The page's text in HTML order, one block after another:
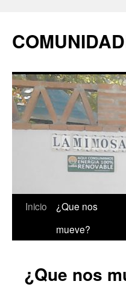
Saltar
Inicio
¿Que nos
mueve?
¿Que nos